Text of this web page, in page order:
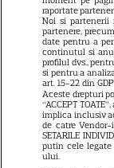
13
raportate
Noi si partenerii
partenere,
date pentru a
continutul si
profilul dvs.,
si pentru a
art. 15-22 din
Aceste drepturi
“ACCEPT
implica inclusiv
de catre Vendor-
SETARILE
putin cele
ului.